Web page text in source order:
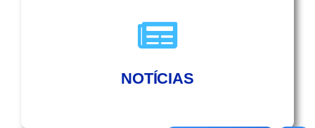
NOTÍCIAS